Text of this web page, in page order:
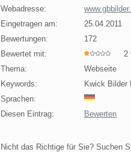
Webadresse:
Eingetragen am:
25.04.2011
Bewertungen:
172
Bewertet mit:
2
Thema:
Webseite
Keywords:
Kwick Bilder
Sprachen:
Diesen Eintrag:
Bewerten
Nicht das Richtige für Sie? Suchen